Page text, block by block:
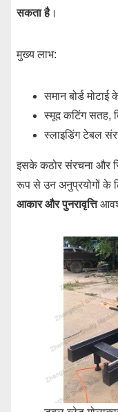
सकता है।
मुख्य लाभ:
समान बोर्ड
स्मूद कटिंग सतह,
स्लाइडिंग टेबल
इसके कठोर संरचना और
रूप से उन अनुप्रयोगों के
आकार और पुनरावृत्ति